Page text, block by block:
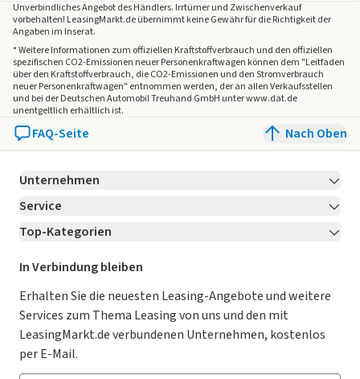
Unverbindliches Angebot desHändlers. Irrtümer und Zwischenverkauf
vorbehalten! LeasingMarkt.de übernimmt keine Gewähr für die Richtigkeit der
Angaben im Inserat.
* Weitere Informationen zum offiziellen Kraftstoffverbrauch und den offiziellen
spezifischen CO2-Emissionen neuer Personenkraftwagen können dem "Leitfaden
über den Kraftstoffverbrauch, die CO2-Emissionen und den Stromverbrauch
neuer Personenkraftwagen" entnommen werden, der an allen Verkaufsstellen
und bei der Deutschen Automobil Treuhand GmbH unter www.dat.de
unentgeltlich erhältlich ist.
FAQ-Seite Nach Oben
Unternehmen
Über LeasingMarkt.de
Karriere Jetzt bewerben!
Für Händler
Kooperation mit AutoScout24
AGB
Datenschutz
Service
Kontakt
Ratgeber
Magazin
Datenschutz-Einstellungen
So funktioniert’s
Top-Kategorien
Leasing Deals
Gebrauchtwagen Leasing
Leasing ohne Anzahlung
E-Auto Leasing
In Verbindung bleiben
Erhalten Sie die neuesten Leasing-Angebote und weitere
Services zum Thema Leasing von uns und den mit
LeasingMarkt.de verbundenen Unternehmen, kostenlos
per E-Mail.